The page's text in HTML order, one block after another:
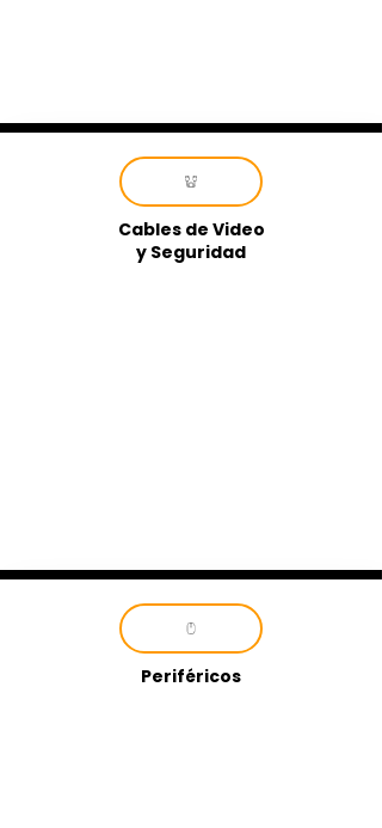
Cables de Video
y Seguridad
Periféricos